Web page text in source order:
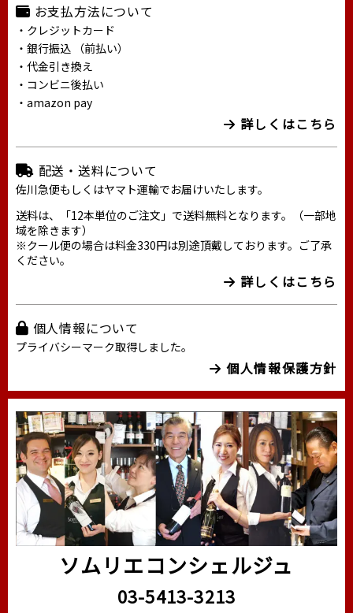
お支払方法について
・クレジットカード
・銀行振込 （前払い）
・代金引き換え
・コンビニ後払い
・amazon pay
詳しくはこちら
配送・送料について
佐川急便もしくはヤマト運輸でお届けいたします。
送料は、「12本単位のご注文」で送料無料となります。（一部地
域を除きます）
※クール便の場合は料金330円は別途頂戴しております。ご了承
ください。
詳しくはこちら
個人情報について
プライバシーマーク取得しました。
個人情報保護方針
ソムリエコンシェルジュ
03-5413-3213